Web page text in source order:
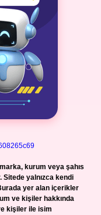
kurum veya şahıs
Sitede yalnızca kendi
yer alan içerikler
ve kişiler hakkında
kişiler ile isim